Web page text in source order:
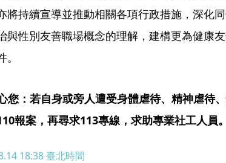
將持續宣導並推動相關各項行政措施，深化
與性別友善職場概念的理解，建構更為健康
您：若自身或旁人遭受身體虐待、精神虐待
報案，再尋求113專線，求助專業社工人員。
18:38臺北時間